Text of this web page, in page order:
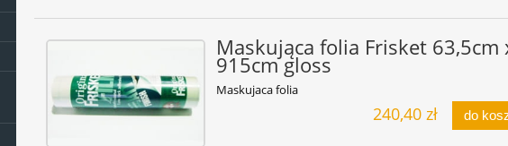
Maskująca folia Frisket 63,5cm
915cm gloss
Maskujaca folia
240,40 zł do